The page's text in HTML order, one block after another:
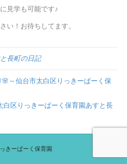
見学も可能です♪
い！お待ちしてます。
長町の日記
～仙台市太白区りっきーぱーく保
区りっきーぱーく保育園あすと長
ーぱーく保育園